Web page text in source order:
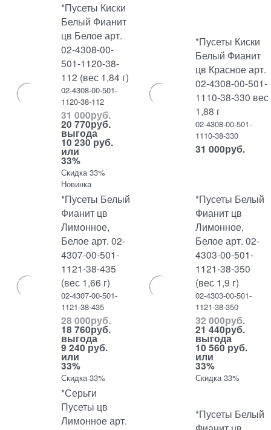
*Пусеты Киски
Белый Фианит
цв Белое арт.
02-4308-00-
501-1120-38-
112 (вес 1,84 г)
02-4308-00-501-
1120-38-112
31 000руб.
20 770руб.
выгода
10 230 руб.
или
33%
Скидка 33%
Новинка
*Пусеты Киски
Белый Фианит
цв Красное арт.
02-4308-00-501-
1110-38-330 вес
1,88 г
02-4308-00-501-
1110-38-330
31 000руб.
*Пусеты Белый
Фианит цв
Лимонное,
Белое арт. 02-
4307-00-501-
1121-38-435
(вес 1,66 г)
02-4307-00-501-
1121-38-435
28 000руб.
18 760руб.
выгода
9 240 руб.
или
33%
Скидка 33%
*Пусеты Белый
Фианит цв
Лимонное,
Белое арт. 02-
4303-00-501-
1121-38-350
(вес 1,9 г)
02-4303-00-501-
1121-38-350
32 000руб.
21 440руб.
выгода
10 560 руб.
или
33%
Скидка 33%
*Серьги
Пусеты цв
Лимонное арт.
*Пусеты Белый